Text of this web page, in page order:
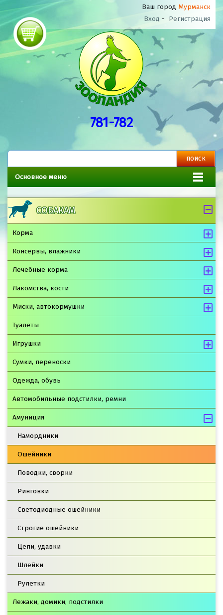
Ваш город Мурманск
Вход - Регистрация
781-782
Основное меню
СОБАКАМ
Корма
Консервы, влажники
Лечебные корма
Лакомства, кости
Миски, автокормушки
Туалеты
Игрушки
Сумки, переноски
Одежда, обувь
Автомобильные подстилки, ремни
Амуниция
Намордники
Ошейники
Поводки, сворки
Ринговки
Светодиодные ошейники
Строгие ошейники
Цепи, удавки
Шлейки
Рулетки
Лежаки, домики, подстилки